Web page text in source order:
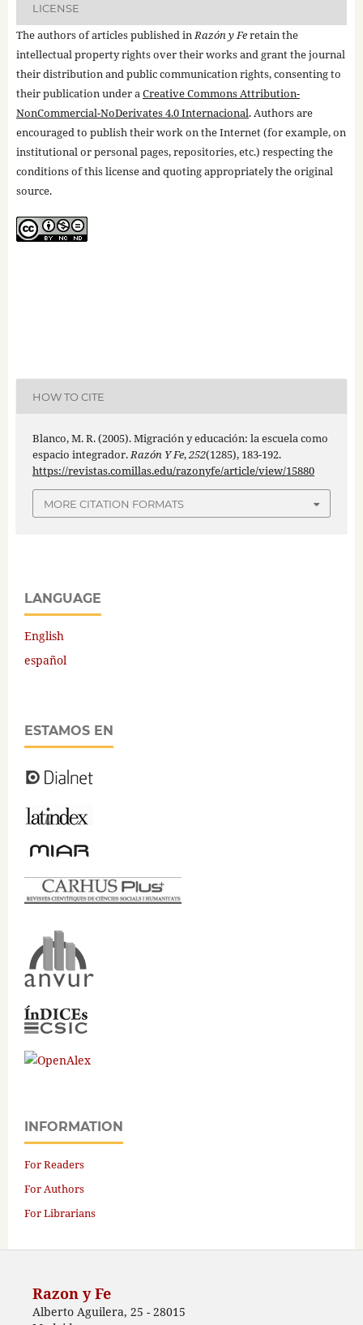
LICENSE
The authors of articles published inRazón y Feretain the
intellectual property rights over their works and grant the journal
their distribution and public communication rights, consenting to
their publication under aCreative Commons Attribution-
NonCommercial-NoDerivates 4.0 Internacional. Authors are
encouraged to publish their work on the Internet (for example, on
institutional or personal pages, repositories, etc.) respecting the
conditions of this license and quoting appropriately the original
source.
HOW TO CITE
Blanco, M. R. (2005). Migración y educación: la escuela como
espacio integrador.Razón Y Fe,252(1285), 183-192.
https://revistas.comillas.edu/razonyfe/article/view/15880
MORE CITATION FORMATS
LANGUAGE
English
español
ESTAMOS EN
INFORMATION
For Readers
For Authors
For Librarians
Razon y Fe
Alberto Aguilera, 25 - 28015